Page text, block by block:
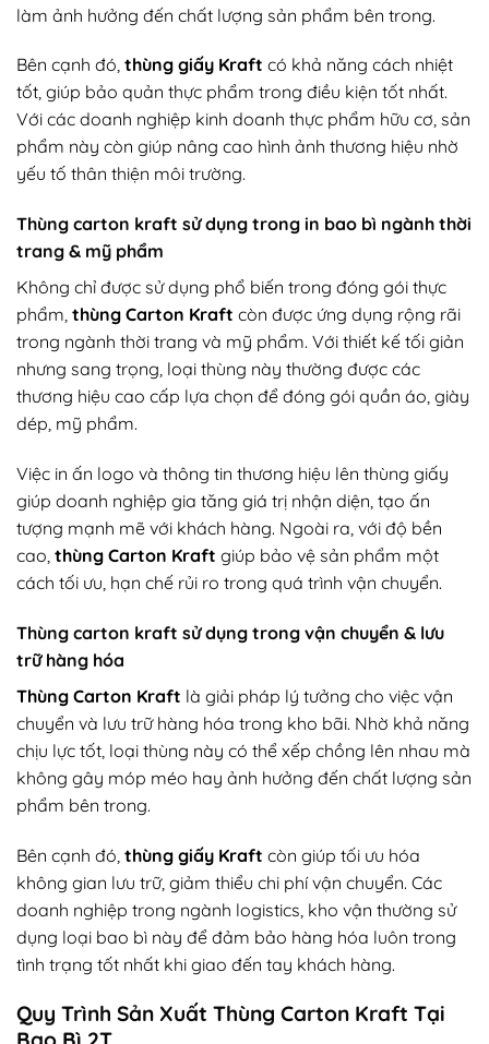
làm ảnh hưởng đến chất lượng sản phẩm bên trong.
Bên cạnh đó, thùng giấy Kraft có khả năng cách nhiệt
tốt, giúp bảo quản thực phẩm trong điều kiện tốt nhất.
Với các doanh nghiệp kinh doanh thực phẩm hữu cơ, sản
phẩm này còn giúp nâng cao hình ảnh thương hiệu nhờ
yếu tố thân thiện môi trường.
Thùng carton kraft sử dụng trong in bao bì ngành thời
trang & mỹ phẩm
Không chỉ được sử dụng phổ biến trong đóng gói thực
phẩm, thùng Carton Kraft còn được ứng dụng rộng rãi
trong ngành thời trang và mỹ phẩm. Với thiết kế tối giản
nhưng sang trọng, loại thùng này thường được các
thương hiệu cao cấp lựa chọn để đóng gói quần áo, giày
dép, mỹ phẩm.
Việc in ấn logo và thông tin thương hiệu lên thùng giấy
giúp doanh nghiệp gia tăng giá trị nhận diện, tạo ấn
tượng mạnh mẽ với khách hàng. Ngoài ra, với độ bền
cao, thùng Carton Kraft giúp bảo vệ sản phẩm một
cách tối ưu, hạn chế rủi ro trong quá trình vận chuyển.
Thùng carton kraft sử dụng trong vận chuyển & lưu
trữ hàng hóa
Thùng Carton Kraft là giải pháp lý tưởng cho việc vận
chuyển và lưu trữ hàng hóa trong kho bãi. Nhờ khả năng
chịu lực tốt, loại thùng này có thể xếp chồng lên nhau mà
không gây móp méo hay ảnh hưởng đến chất lượng sản
phẩm bên trong.
Bên cạnh đó, thùng giấy Kraft còn giúp tối ưu hóa
không gian lưu trữ, giảm thiểu chi phí vận chuyển. Các
doanh nghiệp trong ngành logistics, kho vận thường sử
dụng loại bao bì này để đảm bảo hàng hóa luôn trong
tình trạng tốt nhất khi giao đến tay khách hàng.
Quy Trình Sản Xuất Thùng Carton Kraft Tại